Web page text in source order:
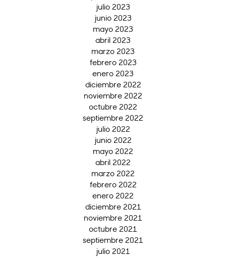
julio 2023
junio 2023
mayo 2023
abril 2023
marzo 2023
febrero 2023
enero 2023
diciembre 2022
noviembre 2022
octubre 2022
septiembre 2022
julio 2022
junio 2022
mayo 2022
abril 2022
marzo 2022
febrero 2022
enero 2022
diciembre 2021
noviembre 2021
octubre 2021
septiembre 2021
julio 2021